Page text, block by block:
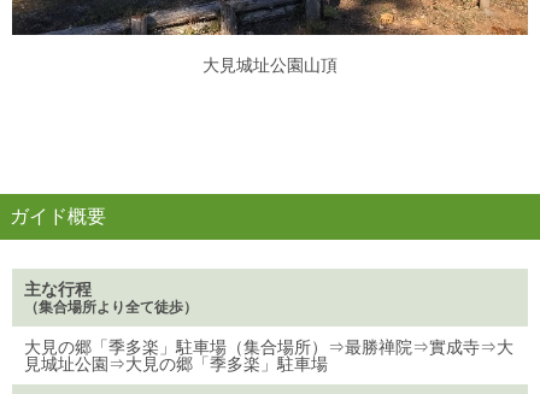
大見城址公園山頂
ガイド概要
主な行程
（集合場所より全て徒歩）
大見の郷「季多楽」駐車場（集合場所）⇒最勝禅院⇒實成寺⇒大
見城址公園⇒大見の郷「季多楽」駐車場